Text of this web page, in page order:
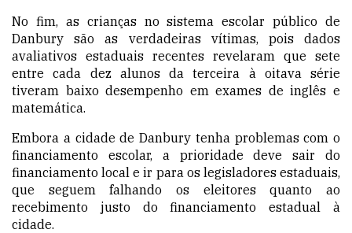
No fim, as crianças no sistema escolar público de
Danbury são as verdadeiras vítimas, pois dados
avaliativos estaduais recentes revelaram que sete
entre cada dez alunos da terceira à oitava série
tiveram baixo desempenho em exames de inglês e
matemática.
Embora a cidade de Danbury tenha problemas com o
financiamento escolar, a prioridade deve sair do
financiamento local e ir para os legisladores estaduais,
que seguem falhando os eleitores quanto ao
recebimento justo do financiamento estadual à
cidade.